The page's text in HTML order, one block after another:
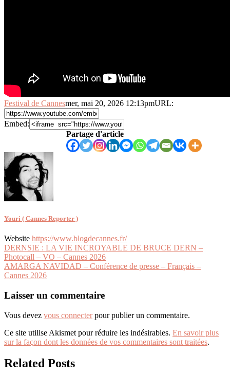
Festival de Cannesmer, mai 20, 2026 12:13pmURL:
Embed:
Partage d'article
Youri ( Cannes Reporter )
Website https://www.blogdecannes.fr/
Navigation
de
l’article
DERNSIE : LA VIE INCROYABLE DE BRUCE DERN –
Photocall – VO – Cannes 2026
AMARGA NAVIDAD – Conférence de presse – Français –
Cannes 2026
Laisser un commentaire
Vous devez vous connecterpour publier un commentaire.
Ce site utilise Akismet pour réduire les indésirables. En savoir plus
sur la façon dont les données de vos commentaires sont traitées.
Related Posts